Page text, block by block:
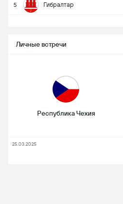
5 Гибралтар
Личные встречи
Республика Чехия
25.03.2025